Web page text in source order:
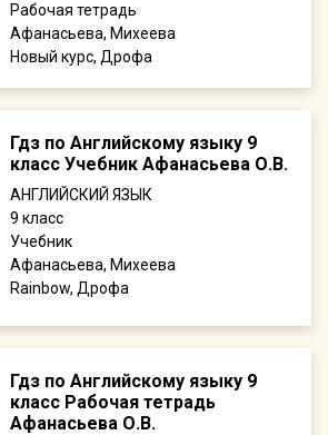
Рабочая тетрадь
Афанасьева, Михеева
Новый курс, Дрофа
Гдз по Английскому языку 9
класс Учебник Афанасьева О.В.
АНГЛИЙСКИЙ ЯЗЫК
9
Учебник
Афанасьева, Михеева
Rainbow, Дрофа
Гдз по Английскому языку 9
класс Рабочая тетрадь
Афанасьева О.В.